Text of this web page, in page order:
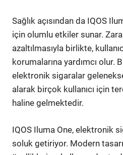
Sağlık açısından da IQOS
için olumlu etkiler sunar.
azaltılmasıyla birlikte,
korumalarına yardımcı olur.
elektronik sigaralar
alarak birçok kullanıcı için
haline gelmektedir.
IQOS Iluma One, elektronik
soluk getiriyor. Modern